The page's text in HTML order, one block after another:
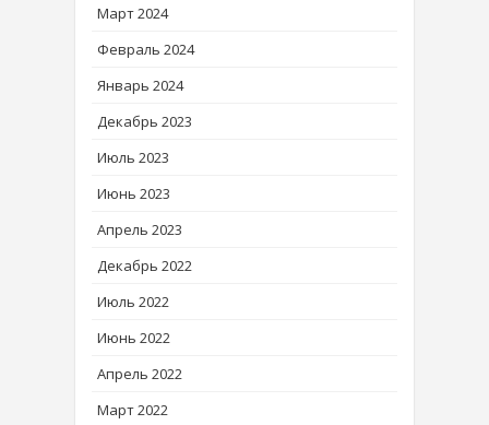
Март 2024
Февраль 2024
Январь 2024
Декабрь 2023
Июль 2023
Июнь 2023
Апрель 2023
Декабрь 2022
Июль 2022
Июнь 2022
Апрель 2022
Март 2022